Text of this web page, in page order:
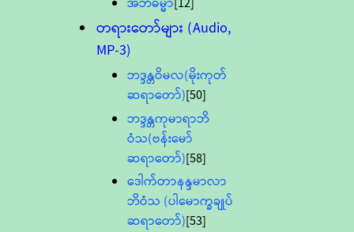
တရားတော်များ (Audio,
MP-3)
ဘဒ္ဒန္တဝိမလ(မိုးကုတ်
ဆရာတော်)[50]
ဘဒ္ဒန္တကုမာရာဘိ
ဝံသ(ဗန်းမော်
ဆရာတော်)[58]
ဒေါက်တာနန္ဒမာလာ
ဘိဝံသ (ပါမောက္ခချုပ်
ဆရာတော်)[53]